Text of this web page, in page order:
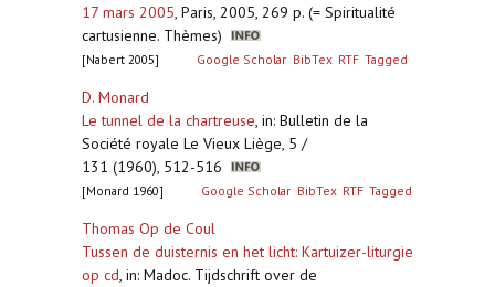
17 mars 2005, Paris, 2005, 269 p. (= Spiritualité
cartusienne. Thèmes)
[Nabert 2005] Google Scholar BibTex RTF Tagged
D. Monard
Le tunnel de la chartreuse, in: Bulletin de la
Société royale Le Vieux Liège, 5 /
131 (1960), 512-516
[Monard 1960] Google Scholar BibTex RTF Tagged
Thomas Op de Coul
Tussen de duisternis en het licht: Kartuizer-liturgie
op cd, in: Madoc. Tijdschrift over de